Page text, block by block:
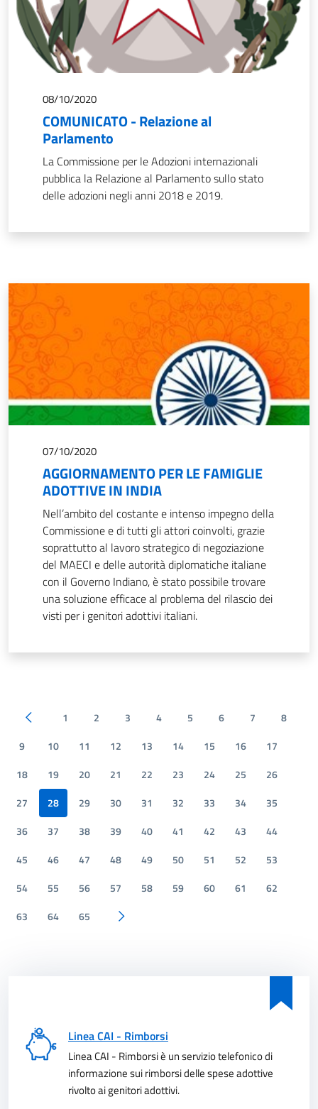
08/10/2020
COMUNICATO - Relazione al
Parlamento
La Commissione per le Adozioni internazionali
pubblica la Relazione al Parlamento sullo stato
delle adozioni negli anni 2018 e 2019.
07/10/2020
AGGIORNAMENTO PER LE FAMIGLIE
ADOTTIVE IN INDIA
Nell’ambito del costante e intenso impegno della
Commissione e di tutti gli attori coinvolti, grazie
soprattutto al lavoro strategico di negoziazione
del MAECI e delle autorità diplomatiche italiane
con il Governo Indiano, è stato possibile trovare
una soluzione efficace al problema del rilascio dei
visti per i genitori adottivi italiani.
Pagina precedente
1 2 3 4 5 6 7
8
9
10 11 12 13 14 15 16
17
18
19 20 21 22 23 24 25
26
27
28 29 30 31 32 33 34
35
36
37 38 39 40 41 42 43
44
45
46 47 48 49 50 51 52
53
54
55 56 57 58 59 60 61
62
63
64 65 Pagina successiva
Linea CAI - Rimborsi
Linea CAI - Rimborsi è un servizio telefonico di
informazione sui rimborsi delle spese adottive
rivolto ai genitori adottivi.